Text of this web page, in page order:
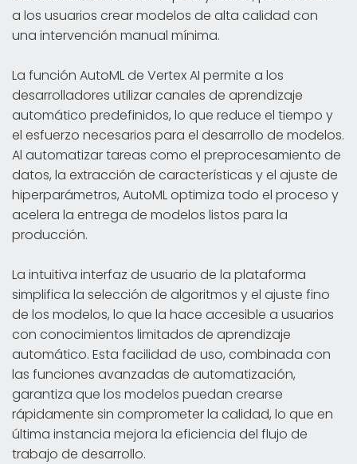
a los usuarios crear modelos de alta calidad con
una intervención manual mínima.
La función AutoML de Vertex AI permite a los
desarrolladores utilizar canales de aprendizaje
automático predefinidos, lo que reduce el tiempo y
el esfuerzo necesarios para el desarrollo de modelos.
Al automatizar tareas como el preprocesamiento de
datos, la extracción de características y el ajuste de
hiperparámetros, AutoML optimiza todo el proceso y
acelera la entrega de modelos listos para la
producción.
La intuitiva interfaz de usuario de la plataforma
simplifica la selección de algoritmos y el ajuste fino
de los modelos, lo que la hace accesible a usuarios
con conocimientos limitados de aprendizaje
automático. Esta facilidad de uso, combinada con
las funciones avanzadas de automatización,
garantiza que los modelos puedan crearse
rápidamente sin comprometer la calidad, lo que en
última instancia mejora la eficiencia del flujo de
trabajo de desarrollo.